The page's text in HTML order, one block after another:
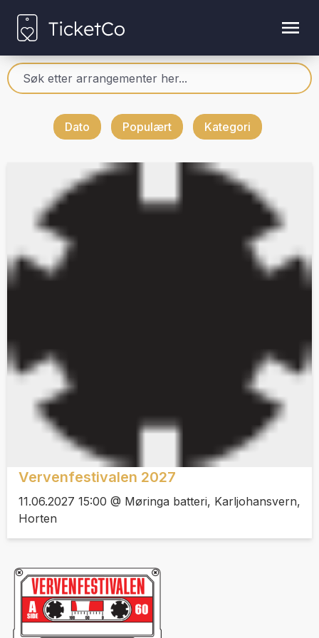
Dato Populært Kategori
Vervenfestivalen 2027
11.06.2027 15:00 @ Møringa batteri, Karljohansvern,
Horten